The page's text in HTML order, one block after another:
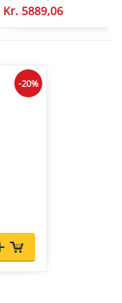
Kr. 5889,06
-20%